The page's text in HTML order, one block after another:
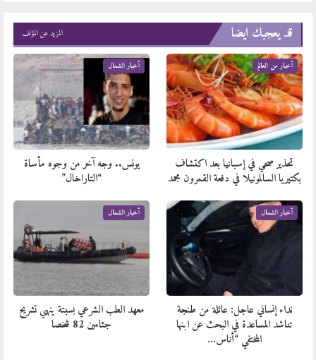
قد يعجبك ايضا المزيد عن المؤلف
أخبار من العالم
تحذير صحي في إسبانيا بعد اكتشاف
بكتيريا السالمونيلا في دفعة القمرون مجمد
أخبار الشمال
يونس.. وجه آخر من وجوه مأساة
“التاراخال”
أخبار الشمال
نداء إنساني عاجل: عائلة من طنجة
تناشد المساعدة في البحث عن ابنها
المختفي “أناس…
أخبار الشمال
معهد الطب الشرعي بسبتة ينهي تشريح
جثامين 82 شخصا